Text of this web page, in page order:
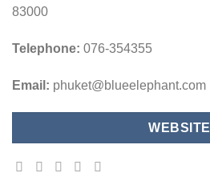
83000
Telephone: 076-354355
Email: phuket@blueelephant.com
WEBSITE